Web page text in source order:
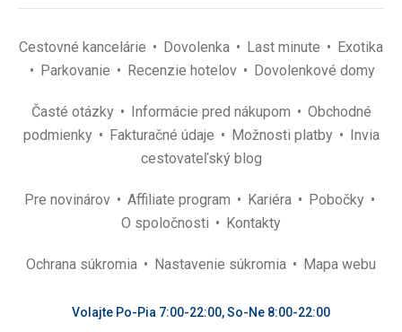
Cestovné kancelárie Dovolenka Last minute
Exotika
Parkovanie
Recenzie hotelov Dovolenkové domy
Časté otázky Informácie pred nákupom
Obchodné
podmienky
Fakturačné údaje Možnosti platby
Invia
cestovateľský blog
Pre novinárov Affiliate program Kariéra
Pobočky
O spoločnosti
Kontakty
Ochrana súkromia Nastavenie súkromia Mapa webu
Volajte Po-Pia 7:00-22:00, So-Ne 8:00-22:00